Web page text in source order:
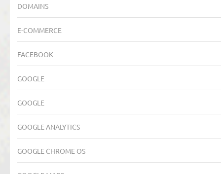
DOMAINS
E-COMMERCE
FACEBOOK
GOOGLE
GOOGLE
GOOGLE ANALYTICS
GOOGLE CHROME OS